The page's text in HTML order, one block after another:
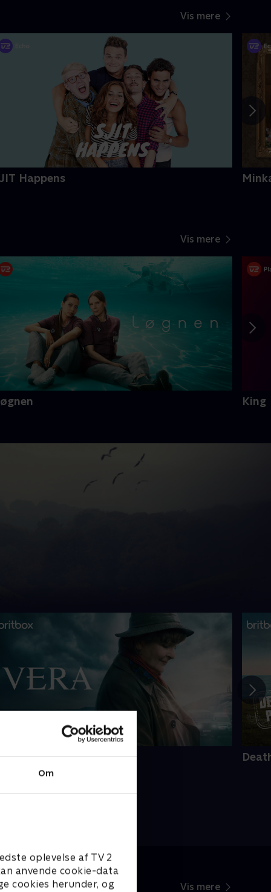
Om
oplevelse af TV 2
anvende cookie-data
cookies herunder, og
Vis mere
Happens
Vis mere
King
Vis mere